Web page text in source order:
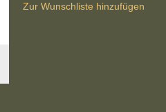
Zur Wunschliste hinzufügen